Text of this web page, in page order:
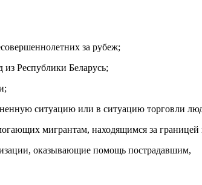
за рубеж;
Республики Беларусь;
ситуацию или в ситуацию торговли
мигрантам, находящимся за границей
оказывающие помощь пострадавшим,